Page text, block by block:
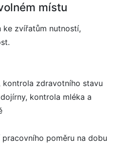
místu
ke zvířatům nutností,
zdravotního stavu
kontrola mléka a
poměru na dobu